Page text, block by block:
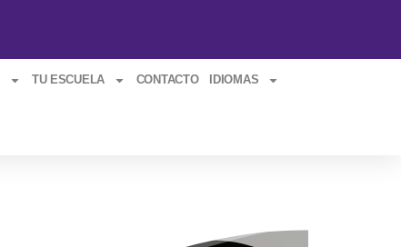
TU ESCUELA CONTACTO IDIOMAS